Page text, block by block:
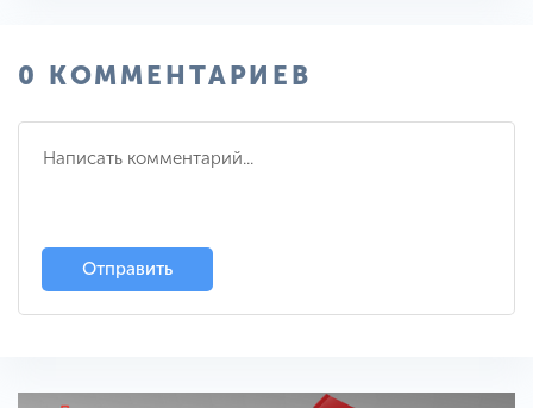
0 КОММЕНТАРИЕВ
Отправить